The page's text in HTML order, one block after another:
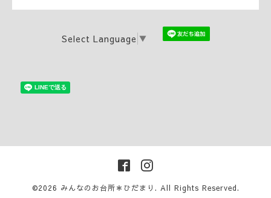
Select Language ▼
©2026 みんなのお台所＊ひだまり . All Rights Reserved.